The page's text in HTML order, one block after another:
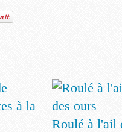
Roulé à l'ail